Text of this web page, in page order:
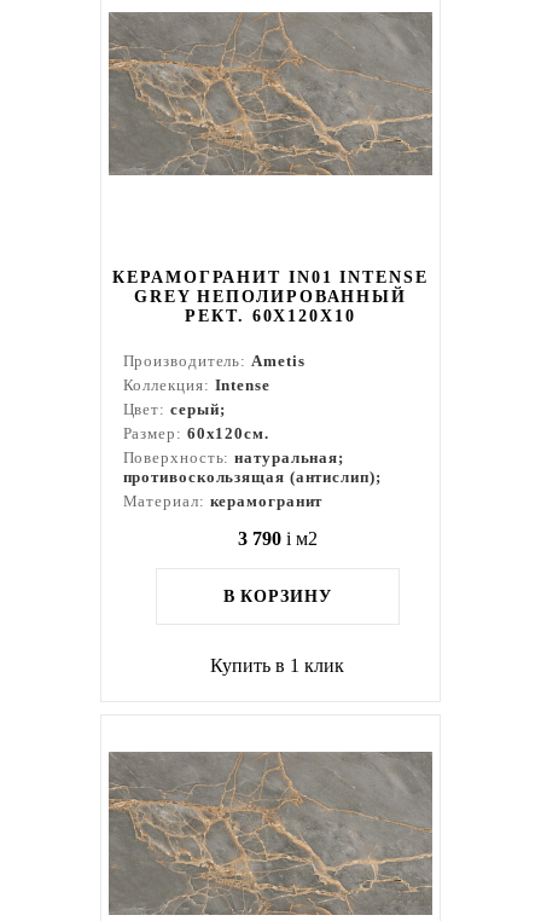
КЕРАМОГРАНИТ IN01 INTENSE
GREY НЕПОЛИРОВАННЫЙ
РЕКТ. 60X120Х10
Производитель:Ametis
Коллекция: Intense
Цвет: серый;
Размер: 60x120см.
Поверхность:натуральная;
противоскользящая (антислип);
Материал: керамогранит
3 790 i м2
В КОРЗИНУ
Купить в 1 клик